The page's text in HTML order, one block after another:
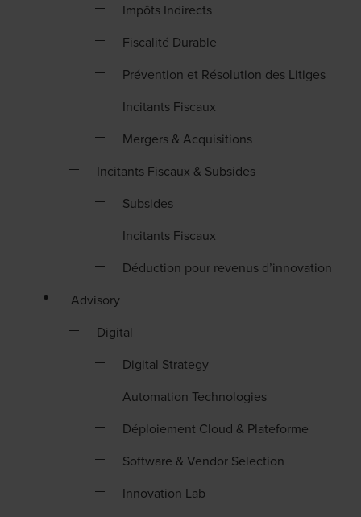
Impôts Indirects
Fiscalité Durable
Prévention et Résolution des Litiges
Incitants Fiscaux
Mergers & Acquisitions
Incitants Fiscaux & Subsides
Subsides
Incitants Fiscaux
Déduction pour revenus d’innovation
Advisory
Digital
Digital Strategy
Automation Technologies
Déploiement Cloud & Plateforme
Software & Vendor Selection
Innovation Lab